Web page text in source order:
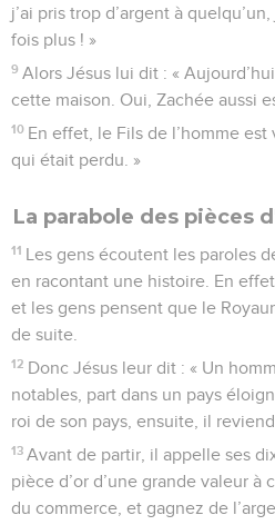
j’ai pris trop d’argent à
fois plus ! »
9 Alors Jésus lui dit : «
cette maison. Oui, Zachée aussi
10 En effet, le Fils de l’homme
qui était perdu. »
La parabole des pièces
11 Les gens écoutent les paroles
en racontant une histoire. En
et les gens pensent que le
de suite.
12 Donc Jésus leur dit : « Un
notables, part dans un pays
roi de son pays, ensuite, il
13 Avant de partir, il appelle ses
pièce d’or d’une grande valeur à
du commerce, et gagnez de